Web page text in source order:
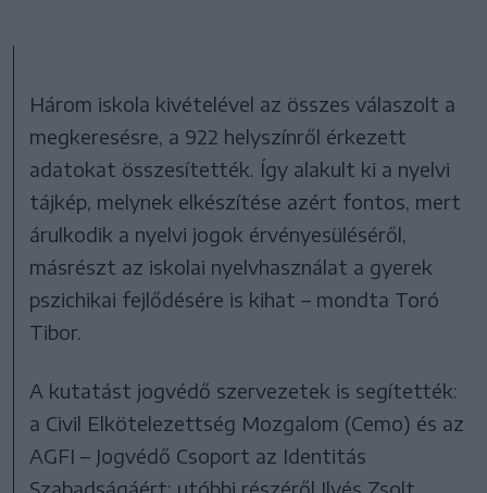
Három iskola kivételével az összes válaszolt a
megkeresésre, a 922 helyszínről érkezett
adatokat összesítették. Így alakult ki a nyelvi
tájkép, melynek elkészítése azért fontos, mert
árulkodik a nyelvi jogok érvényesüléséről,
másrészt az iskolai nyelvhasználat a gyerek
pszichikai fejlődésére is kihat – mondta Toró
Tibor.
A kutatást jogvédő szervezetek is segítették:
a Civil Elkötelezettség Mozgalom (Cemo) és az
AGFI – Jogvédő Csoport az Identitás